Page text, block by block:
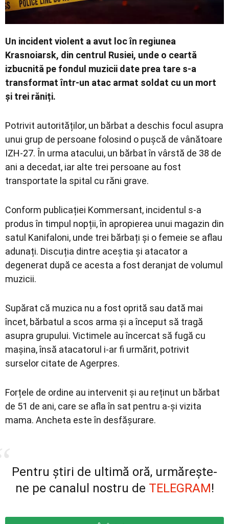
Un incident violent a avut loc în regiunea
Krasnoiarsk, din centrul Rusiei, unde o ceartă
izbucnită pe fondul muzicii date prea tare s-a
transformat într-un atac armat soldat cu un mort
și trei răniți.
Potrivit autorităților, un bărbat a deschis focul asupra
unui grup de persoane folosind o pușcă de vânătoare
IZH-27. În urma atacului, un bărbat în vârstă de 38 de
ani a decedat, iar alte trei persoane au fost
transportate la spital cu răni grave.
Conform publicației Kommersant, incidentul s-a
produs în timpul nopții, în apropierea unui magazin din
satul Kanifaloni, unde trei bărbați și o femeie se aflau
adunați. Discuția dintre aceștia și atacator a
degenerat după ce acesta a fost deranjat de volumul
muzicii.
Supărat că muzica nu a fost oprită sau dată mai
încet, bărbatul a scos arma și a început să tragă
asupra grupului. Victimele au încercat să fugă cu
mașina, însă atacatorul i-ar fi urmărit, potrivit
surselor citate de Agerpres.
Forțele de ordine au intervenit și au reținut un bărbat
de 51 de ani, care se afla în sat pentru a-și vizita
mama. Ancheta este în desfășurare.
Pentru știri de ultimă oră, urmărește-
ne pe canalul nostru de TELEGRAM!